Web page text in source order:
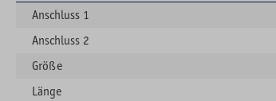
Anschluss 1
Anschluss 2
Größe
Länge